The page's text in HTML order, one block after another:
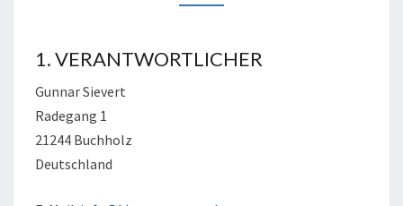
1. VERANTWORTLICHER
Gunnar Sievert
Radegang 1
21244 Buchholz
Deutschland